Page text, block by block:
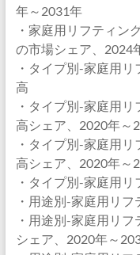
年～2031年
・家庭用リフティン
の市場シェア、2024
・タイプ別-家庭用
高
・タイプ別-家庭用
高シェア、2020年～
・タイプ別-家庭用
高シェア、2020年～
・タイプ別-家庭用
・用途別-家庭用リ
・用途別-家庭用リ
シェア、2020年～